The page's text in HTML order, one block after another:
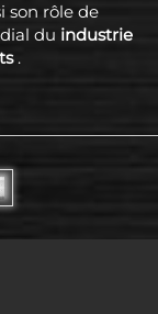
son rôle de
du industrie
.